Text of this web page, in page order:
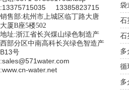
13385823715
售部:杭州市上城区临丁路大唐
厦B座5楼502
址:浙江省长兴煤山绿色制造产
部分区中南高科长兴绿色智造产
号
water.net
袋
石
石
多
循
多